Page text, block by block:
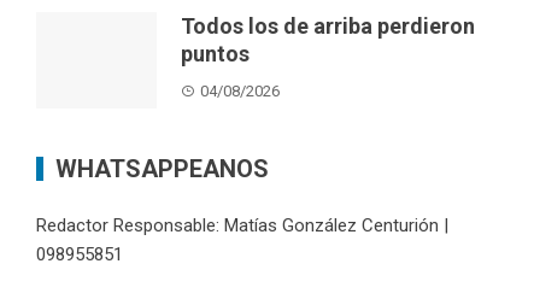
Todos los de arriba perdieron
puntos
04/08/2026
WHATSAPPEANOS
Redactor Responsable: Matías González Centurión |
098955851